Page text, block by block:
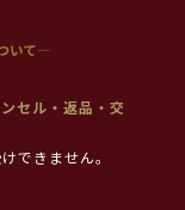
セル・返品・交
できません。